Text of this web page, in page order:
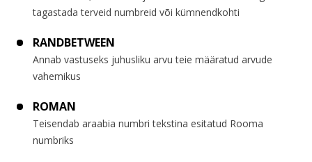
tagastada terveid numbreid või kümnendkohti
RANDBETWEEN
Annab vastuseks juhusliku arvu teie määratud arvude
vahemikus
ROMAN
Teisendab araabia numbri tekstina esitatud Rooma
numbriks